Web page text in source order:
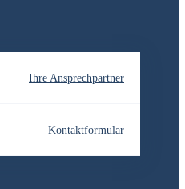
Ihre Ansprechpartner
Kontaktformular